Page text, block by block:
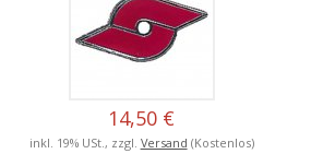
14,50 €
inkl. 19% USt., zzgl. Versand (Kostenlos)